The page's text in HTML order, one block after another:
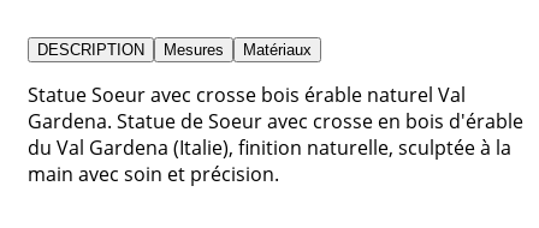
DESCRIPTION Mesures Matériaux
Statue Soeur avec crosse bois érable naturel Val
Gardena. Statue de Soeur avec crosse en bois d'érable
du Val Gardena (Italie), finition naturelle, sculptée à la
main avec soin et précision.